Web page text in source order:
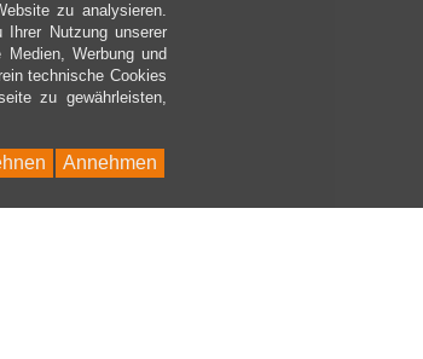
zu analysieren.
Ihrer Nutzung unserer
Werbung und
technische Cookies
zu gewährleisten,
Annehmen